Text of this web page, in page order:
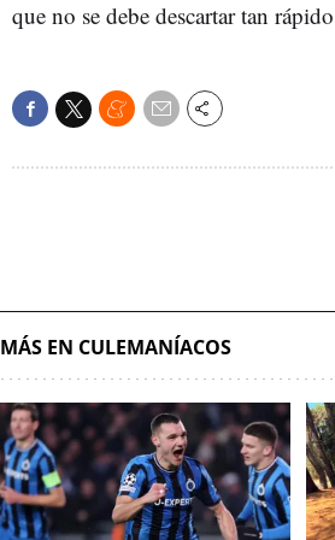
que no se debe descartar tan
MÁS EN CULEMANÍACOS